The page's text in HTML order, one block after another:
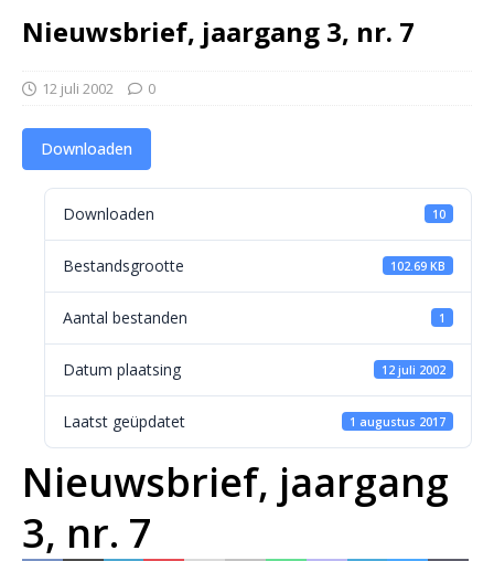
Nieuwsbrief, jaargang 3, nr. 7
12 juli 2002 0
Downloaden
Downloaden 10
Bestandsgrootte 102.69 KB
Aantal bestanden 1
Datum plaatsing 12 juli 2002
Laatst geüpdatet 1 augustus 2017
Nieuwsbrief, jaargang
3, nr. 7